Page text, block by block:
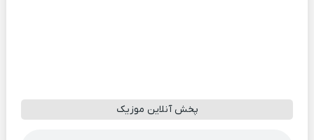
پخش آنلاین موزیک